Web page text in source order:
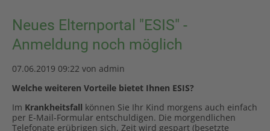
Neues Elternportal "ESIS" -
Anmeldung noch möglich
07.06.2019 09:22 von admin
Welche weiteren Vorteile bietet Ihnen ESIS?
Im Krankheitsfall können Sie Ihr Kind morgens auch einfach
per E-Mail-Formular entschuldigen. Die morgendlichen
Telefonate erübrigen sich, Zeit wird gespart (besetzte